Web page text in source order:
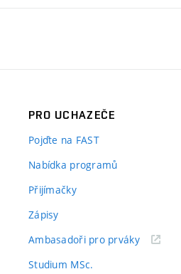
PRO UCHAZEČE
Pojďte na FAST
Nabídka programů
Přijímačky
Zápisy
Ambasadoři pro prváky(externí
Studium MSc.